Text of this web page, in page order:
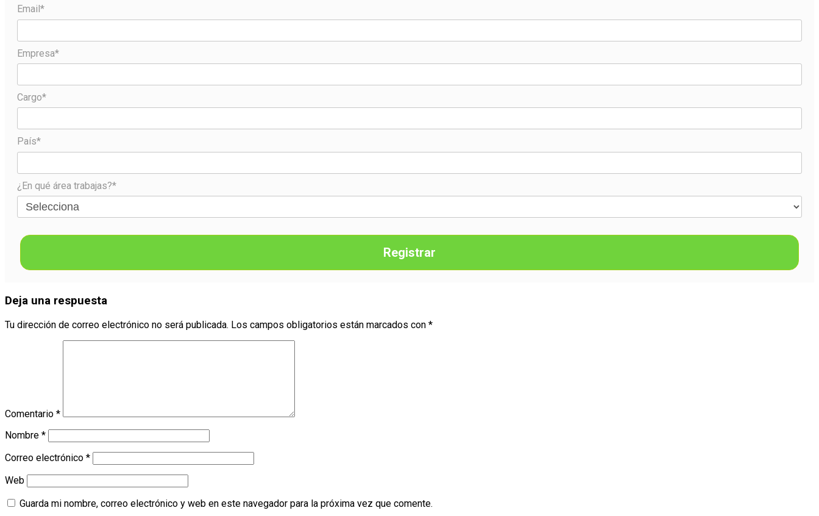
Email*
Empresa*
Cargo*
País*
¿En qué área trabajas?*
Registrar
Deja una respuesta
Tu dirección de correo electrónico no será publicada. Los campos obligatorios están marcados con *
Comentario *
Nombre *
Correo electrónico *
Web
Guarda mi nombre, correo electrónico y web en este navegador para la próxima vez que comente.